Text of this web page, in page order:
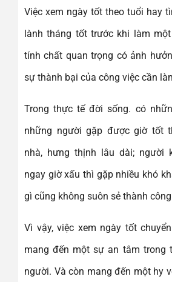
Việc xem ngày tốt theo tuổi hay
lành tháng tốt trước khi làm
tính chất quan trọng có ảnh
sự thành bại của công việc cần
Trong thực tế đời sống. có
những người gặp được giờ tốt
nhà, hưng thịnh lâu dài; người
ngay giờ xấu thì gặp nhiều khó
gì cũng không suôn sẻ thành
Vì vậy, việc xem ngày tốt
mang đến một sự an tâm trong
người. Và còn mang đến một hy